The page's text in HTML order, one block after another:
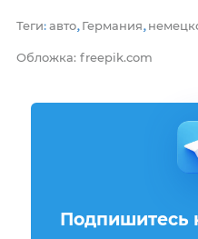
Теги: авто, Германия,
Обложка: freepik.com
Подпишитесь